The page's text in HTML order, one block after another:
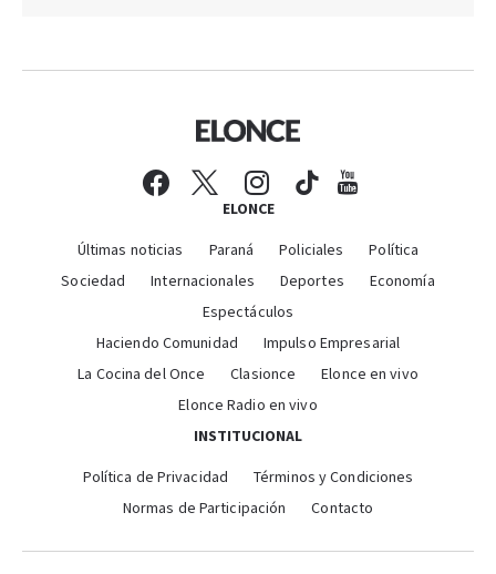
ELONCE
Últimas noticias Paraná Policiales
Política
Sociedad
Internacionales Deportes
Economía
Espectáculos
Haciendo Comunidad
Impulso Empresarial
La Cocina del Once
Clasionce
Elonce en vivo
Elonce Radio en vivo
INSTITUCIONAL
Política de Privacidad
Términos y Condiciones
Normas de Participación
Contacto